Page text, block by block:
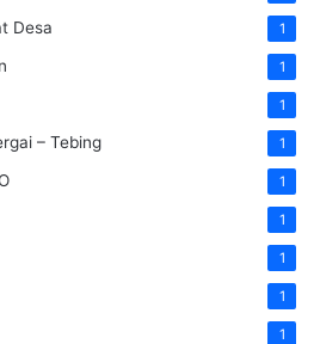
Desa 1
1
1
– Tebing 1
1
1
1
1
1